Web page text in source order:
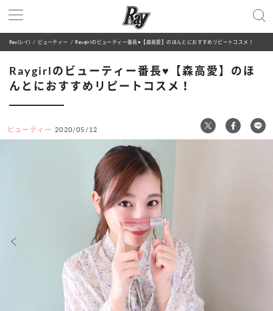
Ray(レイ) ビューティー Raygirlのビューティー番長♥【森高愛】のほんとにおすすめリピートコスメ！
Raygirlのビューティー番長♥【森高愛】のほ
んとにおすすめリピートコスメ！
ビューティー 2020/05/12